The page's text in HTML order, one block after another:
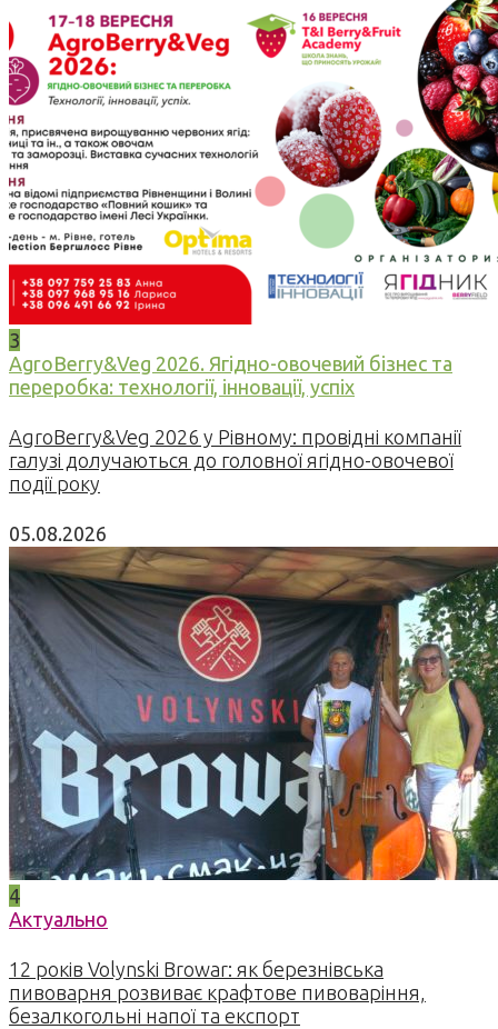
3
AgroBerry&Veg 2026. Ягідно-овочевий бізнес та
переробка: технології, інновації, успіх
AgroBerry&Veg 2026 у Рівному: провідні компанії
галузі долучаються до головної ягідно-овочевої
події року
05.08.2026
4
Актуально
12 років Volynski Browar: як березнівська
пивоварня розвиває крафтове пивоваріння,
безалкогольні напої та експорт